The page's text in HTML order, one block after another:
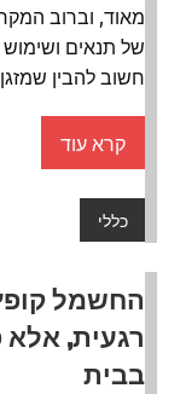
מאוד, וברוב
של תנאים ושימוש
חשוב להבין
קרא עוד
כללי
החשמל
רגעית,
בבית